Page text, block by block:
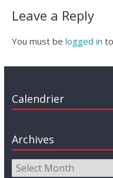
Leave a Reply
You must be logged in
Calendrier
Archives